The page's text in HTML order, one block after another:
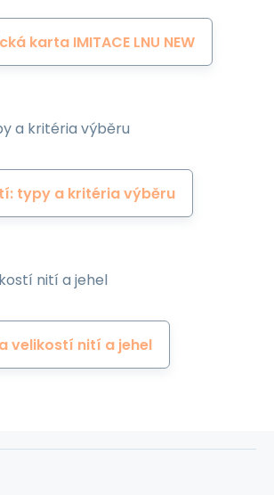
karta IMITACE LNU NEW
a kritéria výběru
typy a kritéria výběru
nití a jehel
velikostí nití a jehel